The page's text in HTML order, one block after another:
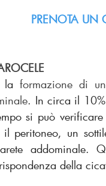
PRENOTA UN
la formazione di
. In circa il
si può verificare
il peritoneo, un
addominale.
della